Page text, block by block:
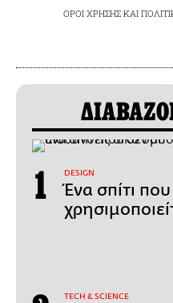
ΟΡΟΙ ΧΡΗΣΗΣΚΑΙ
DESIGN
Ένα σπίτι
ΤECH & SCIENCE